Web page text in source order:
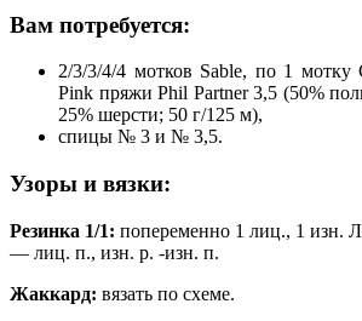
Вам потребуется:
2/3/3/4/4 мотков Sable, по 1 мотку
Pink пряжи Phil Partner 3,5 (50%
25% шерсти; 50 г/125 м),
спицы № 3 и № 3,5.
Узоры и вязки:
Резинка 1/1: попеременно 1 лиц., 1 изн.
— лиц. п., изн. р. -изн. п.
Жаккард: вязать по схеме.